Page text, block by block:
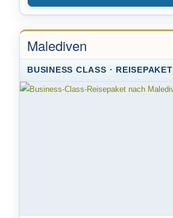
Malediven
BUSINESS CLASS · REISEPAKET